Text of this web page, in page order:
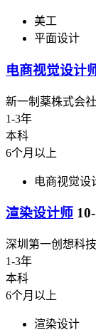
美工
平面设计
电商视觉设计
新一制薬株式会社
1-3年
本科
6个月以上
电商视觉设
渲染设计师
深圳第一创想科
1-3年
本科
6个月以上
渲染设计